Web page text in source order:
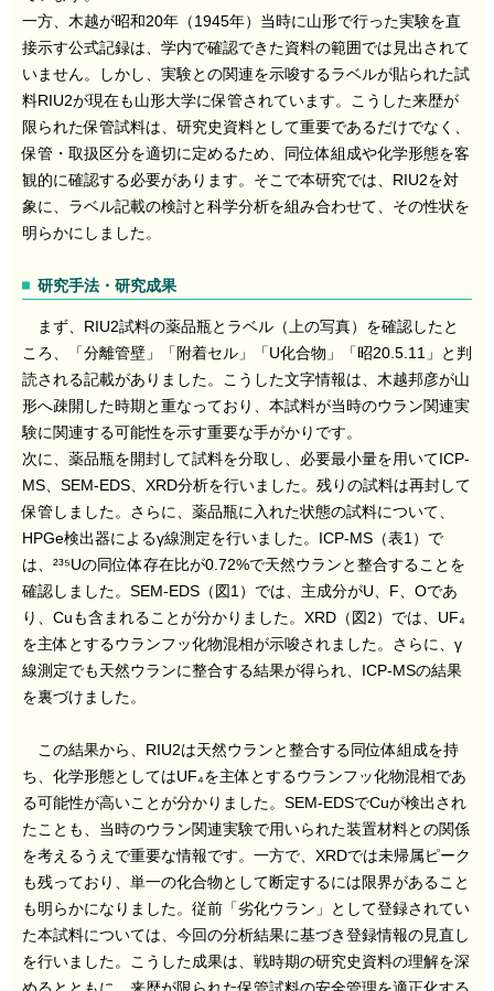
一方、木越が昭和20年（1945年）当時に山形で行った実験を直
接示す公式記録は、学内で確認できた資料の範囲では見出されて
いません。しかし、実験との関連を示唆するラベルが貼られた試
料RIU2が現在も山形大学に保管されています。こうした来歴が
限られた保管試料は、研究史資料として重要であるだけでなく、
保管・取扱区分を適切に定めるため、同位体組成や化学形態を客
観的に確認する必要があります。そこで本研究では、RIU2を対
象に、ラベル記載の検討と科学分析を組み合わせて、その性状を
明らかにしました。
研究手法・研究成果
まず、RIU2試料の薬品瓶とラベル（上の写真）を確認したと
ころ、「分離管壁」「附着セル」「U化合物」「昭20.5.11」と判
読される記載がありました。こうした文字情報は、木越邦彦が山
形へ疎開した時期と重なっており、本試料が当時のウラン関連実
験に関連する可能性を示す重要な手がかりです。
次に、薬品瓶を開封して試料を分取し、必要最小量を用いてICP-
MS、SEM-EDS、XRD分析を行いました。残りの試料は再封して
保管しました。さらに、薬品瓶に入れた状態の試料について、
HPGe検出器によるγ線測定を行いました。ICP-MS（表1）で
は、²³⁵Uの同位体存在比が0.72%で天然ウランと整合することを
確認しました。SEM-EDS（図1）では、主成分がU、F、Oであ
り、Cuも含まれることが分かりました。XRD（図2）では、UF₄
を主体とするウランフッ化物混相が示唆されました。さらに、γ
線測定でも天然ウランに整合する結果が得られ、ICP-MSの結果
を裏づけました。
この結果から、RIU2は天然ウランと整合する同位体組成を持
ち、化学形態としてはUF₄を主体とするウランフッ化物混相であ
る可能性が高いことが分かりました。SEM-EDSでCuが検出され
たことも、当時のウラン関連実験で用いられた装置材料との関係
を考えるうえで重要な情報です。一方で、XRDでは未帰属ピーク
も残っており、単一の化合物として断定するには限界があること
も明らかになりました。従前「劣化ウラン」として登録されてい
た本試料については、今回の分析結果に基づき登録情報の見直し
を行いました。こうした成果は、戦時期の研究史資料の理解を深